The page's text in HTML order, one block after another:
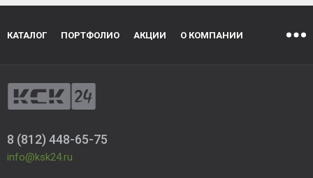
КАТАЛОГ ПОРТФОЛИО АКЦИИ О КОМПАНИИ
8 (812) 448-65-75
info@ksk24.ru